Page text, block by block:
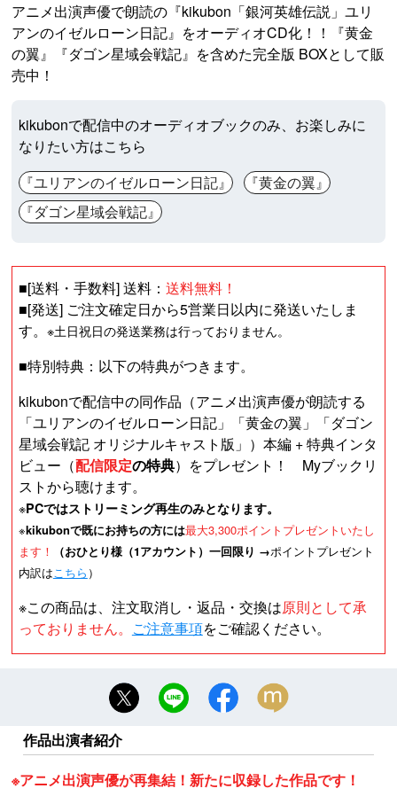
アニメ出演声優で朗読の『kikubon「銀河英雄伝説」ユリ
アンのイゼルローン日記』をオーディオCD化！！『黄金
の翼』『ダゴン星域会戦記』を含めた完全版 BOXとして販
売中！
kikubonで配信中のオーディオブックのみ、お楽しみに
なりたい方はこちら
『ユリアンのイゼルローン日記』
『黄金の翼』
『ダゴン星域会戦記』
■[送料・手数料] 送料： 送料無料！
■[発送] ご注文確定日から5営業日以内に発送いたしま
す。 ※土日祝日の発送業務は行っておりません。
■特別特典：以下の特典がつきます。
kikubonで配信中の同作品（アニメ出演声優が朗読する
「ユリアンのイゼルローン日記」「黄金の翼」「ダゴン
星域会戦記 オリジナルキャスト版」）本編 + 特典インタ
ビュー（配信限定の特典）をプレゼント！ Myブックリ
ストから聴けます。
※PCではストリーミング再生のみとなります。
※kikubonで既にお持ちの方には最大3,300ポイントプレゼントいたし
ます！
（おひとり様（1アカウント）一回限り →ポイントプレゼント
内訳はこちら ）
※この商品は、注文取消し・返品・交換は原則として承
っておりません。 ご注意事項をご確認ください。
作品出演者紹介
※アニメ出演声優が再集結！新たに収録した作品です！